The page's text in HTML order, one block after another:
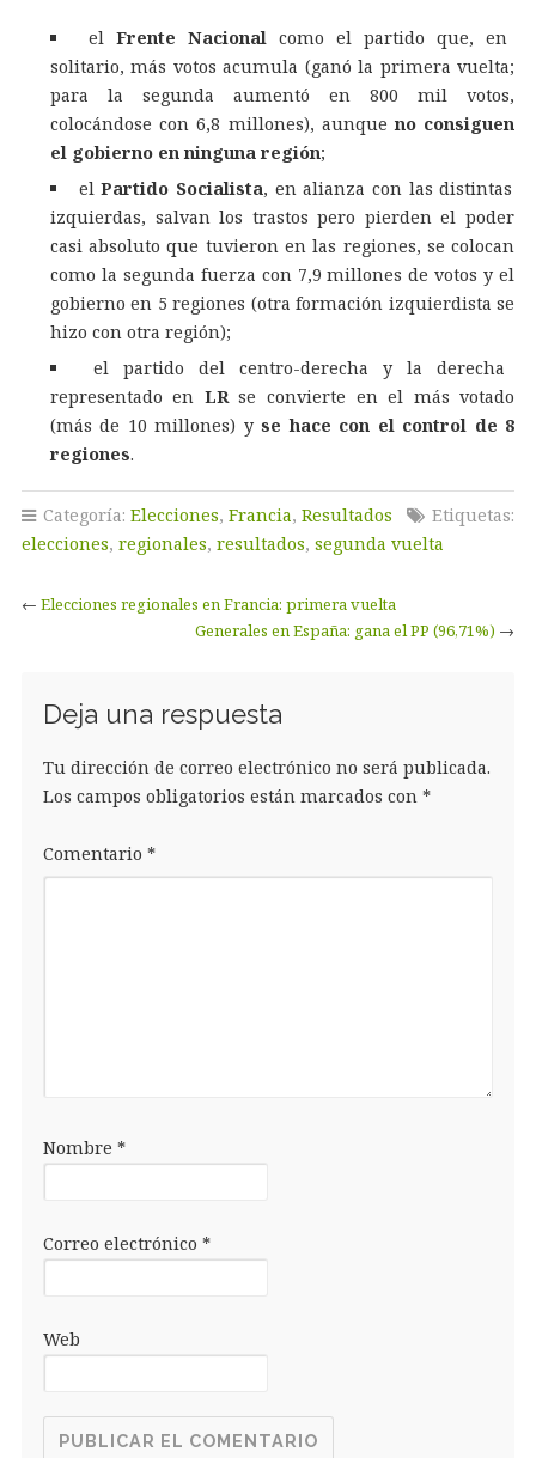
elFrente Nacional como el partido que, en
solitario, más votos acumula (ganó la primera vuelta;
para la segunda aumentó en 800 mil votos,
colocándose con 6,8 millones), aunqueno consiguen
el gobierno en ninguna región;
elPartido Socialista, en alianza con las distintas
izquierdas, salvan los trastos pero pierden el poder
casi absoluto que tuvieron en las regiones, se colocan
como la segunda fuerza con 7,9 millones de votos y el
gobierno en 5 regiones (otra formación izquierdista se
hizo con otra región);
el partido del centro-derecha y la derecha
representado en LRse convierte en el más votado
(más de 10 millones) y se hace con el control de 8
regiones.
Categoría: Elecciones, Francia, Resultados
Etiquetas:
elecciones, regionales, resultados, segunda vuelta
← Elecciones regionales en Francia: primera vuelta
Generales en España: gana el PP (96,71%) →
Deja una respuesta
Tu dirección de correo electrónico no será publicada.
Los campos obligatorios están marcados con *
Comentario *
Nombre *
Correo electrónico *
Web